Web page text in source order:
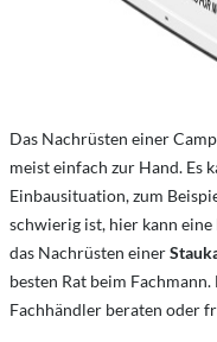
Das Nachrüsten einer
meist einfach zur Hand. Es
Einbausituation, zum
schwierig ist, hier kann eine
das Nachrüsten einer
besten Rat beim
Fachhändler beraten oder